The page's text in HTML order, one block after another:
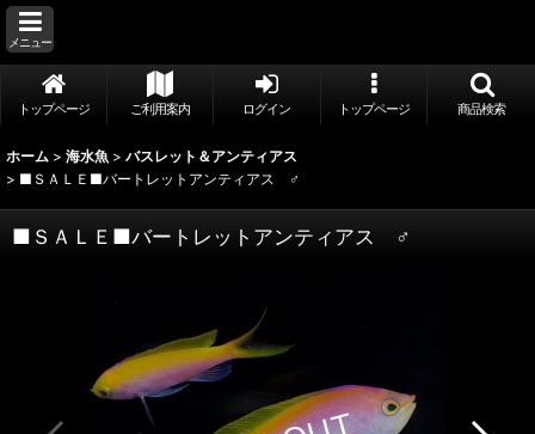
メニュー
トップページ ご利用案内 ログイン トップページ 商品検索
ホーム > 海水魚 > バスレット＆アンティアス
> ■ＳＡＬＥ■バートレットアンティアス ♂
■ＳＡＬＥ■バートレットアンティアス ♂